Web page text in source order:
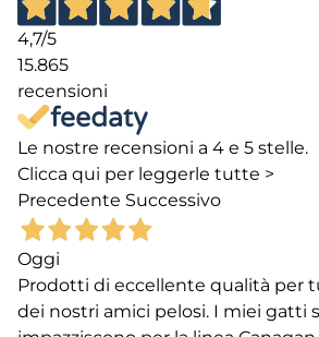
4,7/5
15.865
recensioni
Le nostre recensioni a 4 e 5 stelle.
Clicca qui per leggerle tutte >
Precedente Successivo
Oggi
Prodotti di eccellente qualità per
dei nostri amici pelosi. I miei gatti